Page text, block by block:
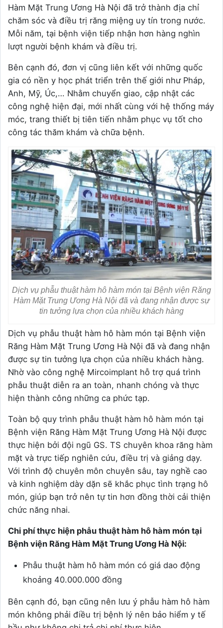
Hàm Mặt Trung Ương Hà Nội đã trở thành địa chỉ
chăm sóc và điều trị răng miệng uy tín trong nước.
Mỗi năm, tại bệnh viện tiếp nhận hơn hàng nghìn
lượt người bệnh khám và điều trị.
Bên cạnh đó, đơn vị cũng liên kết với những quốc
gia có nền y học phát triển trên thế giới như Pháp,
Anh, Mỹ, Úc,… Nhằm chuyển giao, cập nhật các
công nghệ hiện đại, mới nhất cùng với hệ thống máy
móc, trang thiết bị tiên tiến nhằm phục vụ tốt cho
công tác thăm khám và chữa bệnh.
Dịch vụ phẫu thuật hàm hô hàm món tại Bệnh viện Răng
Hàm Mặt Trung Ương Hà Nội đã và đang nhận được sự
tin tưởng lựa chọn của nhiều khách hàng
Dịch vụ phẫu thuật hàm hô hàm món tại Bệnh viện
Răng Hàm Mặt Trung Ương Hà Nội đã và đang nhận
được sự tin tưởng lựa chọn của nhiều khách hàng.
Nhờ vào công nghệ Mircoimplant hỗ trợ quá trình
phẫu thuật diễn ra an toàn, nhanh chóng và thực
hiện thành công những ca phức tạp.
Toàn bộ quy trình phẫu thuật hàm hô hàm món tại
Bệnh viện Răng Hàm Mặt Trung Ương Hà Nội được
thực hiện bởi đội ngũ GS. TS chuyên khoa răng hàm
mặt và trực tiếp nghiên cứu, điều trị và giảng dạy.
Với trình độ chuyên môn chuyên sâu, tay nghề cao
và kinh nghiệm dày dặn sẽ khắc phục tình trạng hô
món, giúp bạn trở nên tự tin hơn đồng thời cải thiện
chức năng nhai.
Chi phí thực hiện phẫu thuật hàm hô hàm món tại
Bệnh viện Răng Hàm Mặt Trung Ương Hà Nội:
Phẫu thuật hàm hô hàm món có giá dao động
khoảng 40.000.000 đồng
Bên cạnh đó, bạn cũng nên lưu ý phẫu hàm hô hàm
món không phải điều trị bệnh lý nên bảo hiểm y tế